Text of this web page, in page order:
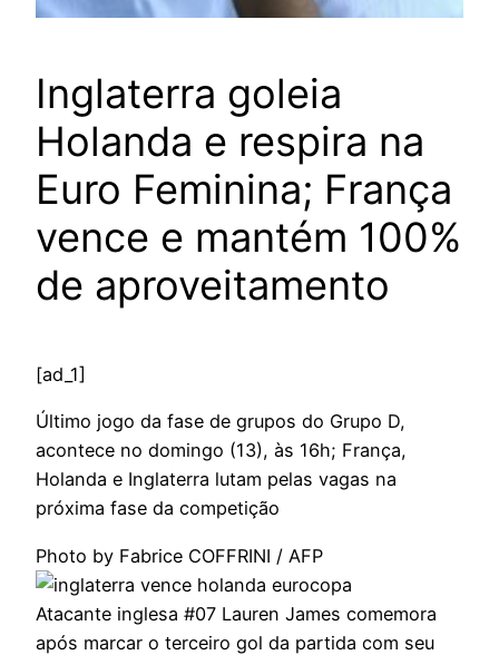
Inglaterra goleia
Holanda e respira na
Euro Feminina; França
vence e mantém 100%
de aproveitamento
[ad_1]
Último jogo da fase de grupos do Grupo D,
acontece no domingo (13), às 16h; França,
Holanda e Inglaterra lutam pelas vagas na
próxima fase da competição
Photo by Fabrice COFFRINI / AFP
Atacante inglesa #07 Lauren James comemora
após marcar o terceiro gol da partida com seu